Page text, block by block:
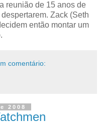
reunião de 15 anos de
Zack (Seth
então montar um
comentário:
2008